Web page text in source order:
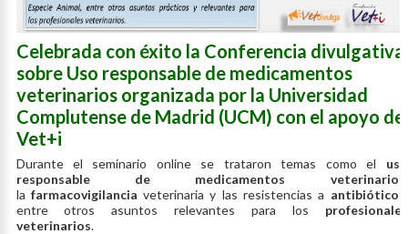
Celebrada con éxito la Conferencia divulgativa
sobre Uso responsable de medicamentos
veterinarios organizada por la Universidad
Complutense de Madrid (UCM) con el apoyo de
Vet+i
Durante el seminario online se trataron temas como el uso
responsable de medicamentos veterinarios
la farmacovigilancia veterinaria y las resistencias a antibióticos
entre otros asuntos relevantes para los profesionales
veterinarios.